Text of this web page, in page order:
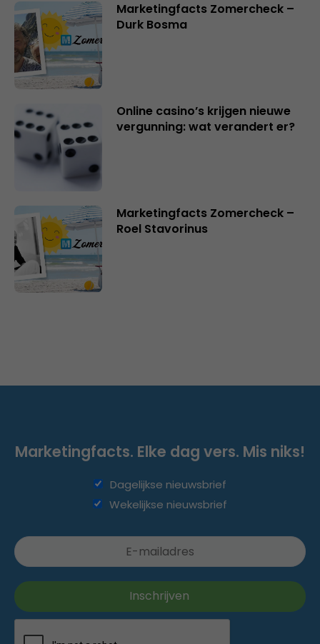
Marketingfacts Zomercheck –
Durk Bosma
Online casino’s krijgen nieuwe
vergunning: wat verandert er?
Marketingfacts Zomercheck –
Roel Stavorinus
Marketingfacts. Elke dag vers. Mis niks!
Dagelijkse nieuwsbrief
Wekelijkse nieuwsbrief